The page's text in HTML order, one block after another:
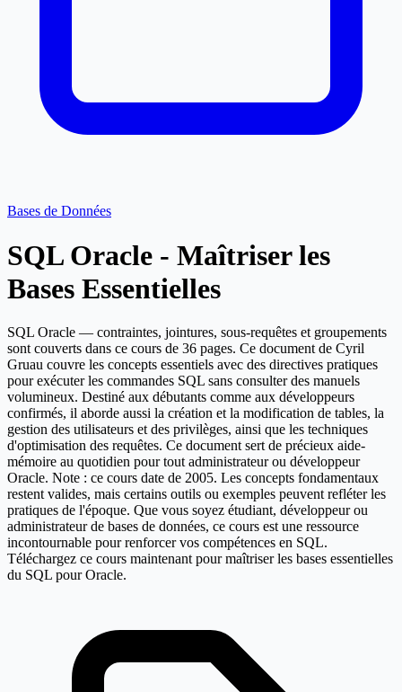
Bases de Données
SQL Oracle - Maîtriser les
Bases Essentielles
SQL Oracle — contraintes, jointures, sous-requêtes et groupements
sont couverts dans ce cours de 36 pages. Ce document de Cyril
Gruau couvre les concepts essentiels avec des directives pratiques
pour exécuter les commandes SQL sans consulter des manuels
volumineux. Destiné aux débutants comme aux développeurs
confirmés, il aborde aussi la création et la modification de tables, la
gestion des utilisateurs et des privilèges, ainsi que les techniques
d'optimisation des requêtes. Ce document sert de précieux aide-
mémoire au quotidien pour tout administrateur ou développeur
Oracle. Note : ce cours date de 2005. Les concepts fondamentaux
restent valides, mais certains outils ou exemples peuvent refléter les
pratiques de l'époque. Que vous soyez étudiant, développeur ou
administrateur de bases de données, ce cours est une ressource
incontournable pour renforcer vos compétences en SQL.
Téléchargez ce cours maintenant pour maîtriser les bases essentielles
du SQL pour Oracle.